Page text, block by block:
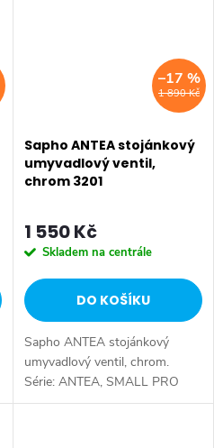
1 890 Kč
–17 %
Sapho ANTEA stojánkový
umyvadlový ventil,
chrom 3201
1 550 Kč
Skladem na centrále
DO KOŠÍKU
Sapho ANTEA stojánkový
umyvadlový ventil, chrom.
Série: ANTEA, SMALL PRO
UMÝVÁTKA • Šířka: 65 mm •